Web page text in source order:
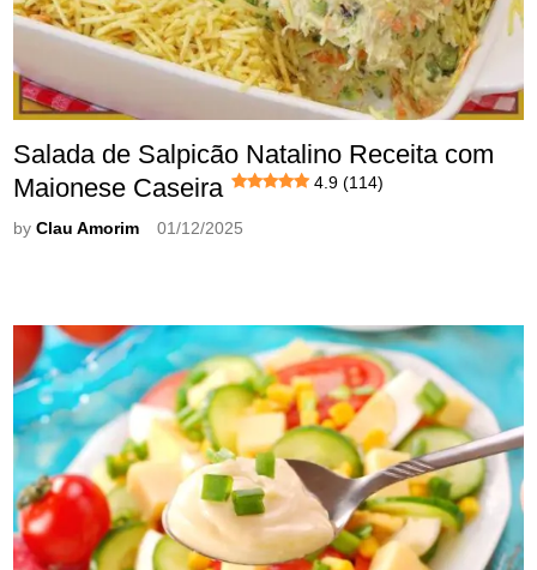
Salada de Salpicão Natalino Receita com
Maionese Caseira
4.9 (114)
byClau Amorim 01/12/2025